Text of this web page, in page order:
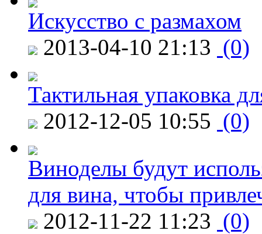
Искусство с размахом
2013-04-10 21:13 (0)
Тактильная упаковка
2012-12-05 10:55 (0)
Виноделы будут
для вина, чтобы
2012-11-22 11:23 (0)